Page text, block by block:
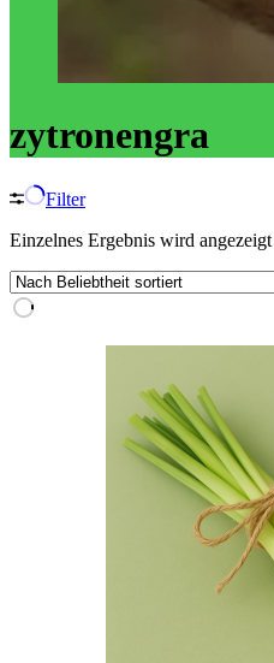
zytronengra
Filter
Einzelnes Ergebnis wird angezeigt